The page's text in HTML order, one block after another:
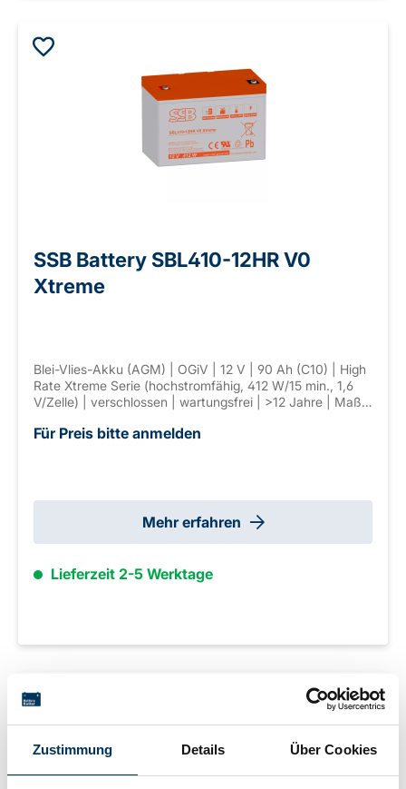
Zustimmung Details Über Cookies
SSB Battery SBL410-12HR V0
Xtreme
Blei-Vlies-Akku (AGM) | OGiV | 12 V | 90 Ah (C10) | High
Rate Xtreme Serie (hochstromfähig, 412 W/15 min., 1,6
V/Zelle) | verschlossen | wartungsfrei | >12 Jahre | Maße:
Für Preis bitte anmelden
Mehr erfahren
Lieferzeit 2-5 Werktage